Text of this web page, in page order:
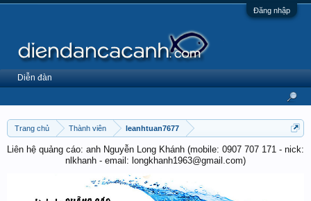
Đăng nhập
Trang chủ Thành viên leanhtuan7677
Liên hệ quảng cáo: anh Nguyễn Long Khánh (mobile: 0907 707 171 - nick:
nlkhanh - email: longkhanh1963@gmail.com)
Diễn đàn